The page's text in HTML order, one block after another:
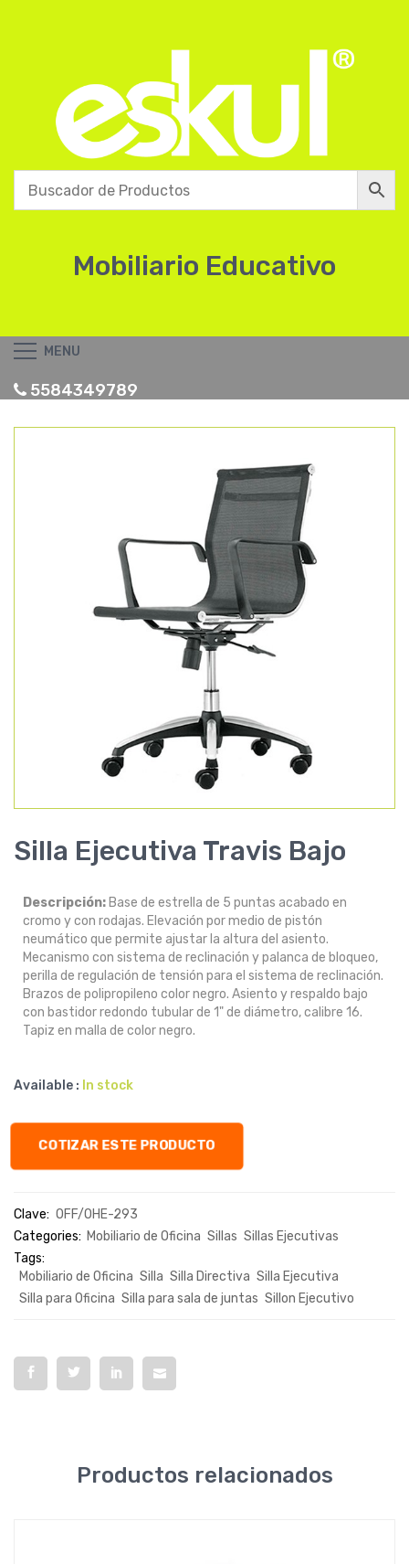
Mobiliario Educativo
MENU
5584349789
Silla Ejecutiva Travis Bajo
Descripción: Base de estrella de 5 puntas acabado en
cromo y con rodajas. Elevación por medio de pistón
neumático que permite ajustar la altura del asiento.
Mecanismo con sistema de reclinación y palanca de bloqueo,
perilla de regulación de tensión para el sistema de reclinación.
Brazos de polipropileno color negro. Asiento y respaldo bajo
con bastidor redondo tubular de 1" de diámetro, calibre 16.
Tapiz en malla de color negro.
Available : In stock
COTIZAR ESTE PRODUCTO
Clave: OFF/OHE-293
Categories: Mobiliario de Oficina Sillas Sillas Ejecutivas
Tags:
Mobiliario de Oficina Silla Silla Directiva Silla Ejecutiva
Silla para Oficina Silla para sala de juntas Sillon Ejecutivo
Productos relacionados